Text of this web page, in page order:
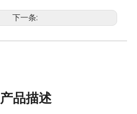
下一条:
产品描述